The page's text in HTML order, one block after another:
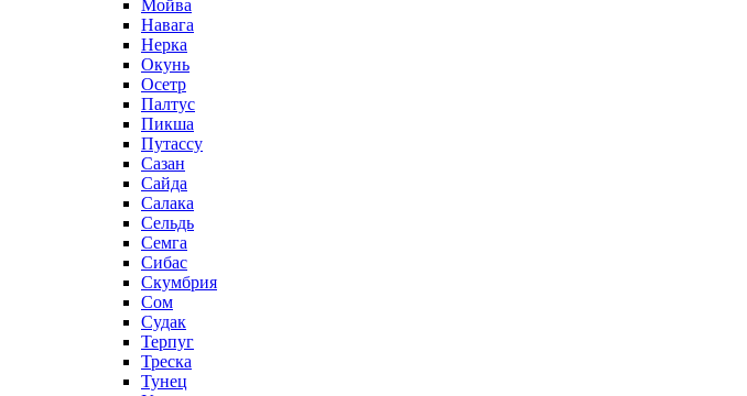
Мойва
Навага
Нерка
Окунь
Осетр
Палтус
Пикша
Путассу
Сазан
Сайда
Салака
Сельдь
Семга
Сибас
Скумбрия
Сом
Судак
Терпуг
Треска
Тунец